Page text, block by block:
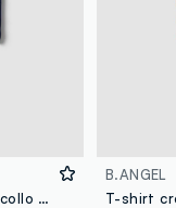
T-shirt blu in puro cotone con girocollo e stampa New York City
B.ANGEL